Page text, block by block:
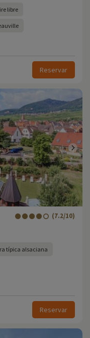
libre
Reservar
(7.2/10)
típica alsaciana
Reservar